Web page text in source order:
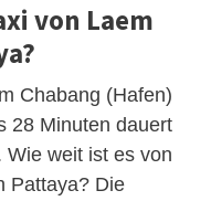
von Laem
Chabang (Hafen)
28 Minuten dauert
Wie weit ist es von
Pattaya? Die